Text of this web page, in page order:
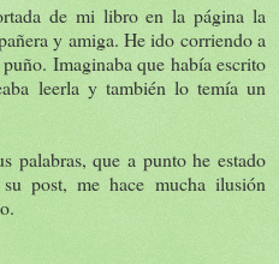
de mi libro en la página la
y amiga. He ido corriendo a
Imaginaba que había escrito
leerla y también lo temía un
palabras, que a punto he estado
post, me hace mucha ilusión